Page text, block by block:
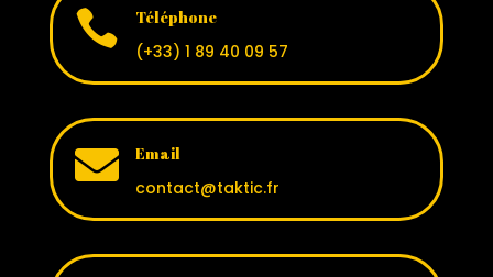
 Téléphone
(+33) 1 89 40 09 57
 Email
contact@taktic.fr